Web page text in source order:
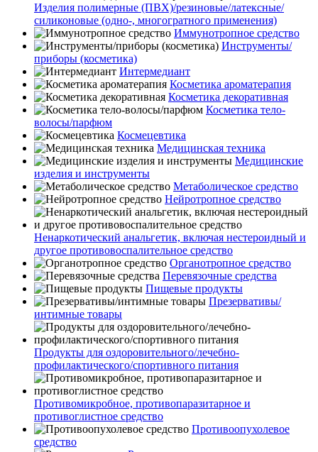
Изделия полимерные (ПВХ)/резиновые/латексные/
силиконовые (одно-, многогратного применения)
Иммунотропное средство
Инструменты/
приборы (косметика)
Интермедиант
Косметика ароматерапия
Косметика декоративная
Косметика тело-
волосы/парфюм
Космецевтика
Медицинская техника
Медицинские
изделия и инструменты
Метаболическое средство
Нейротропное средство
Ненаркотический анальгетик, включая нестероидный и
другое противовоспалительное средство
Органотропное средство
Перевязочные средства
Пищевые продукты
Презервативы/
интимные товары
Продукты для оздоровительного/лечебно-
профилактического/спортивного питания
Противомикробное, противопаразитарное и
противоглистное средство
Противоопухолевое
средство